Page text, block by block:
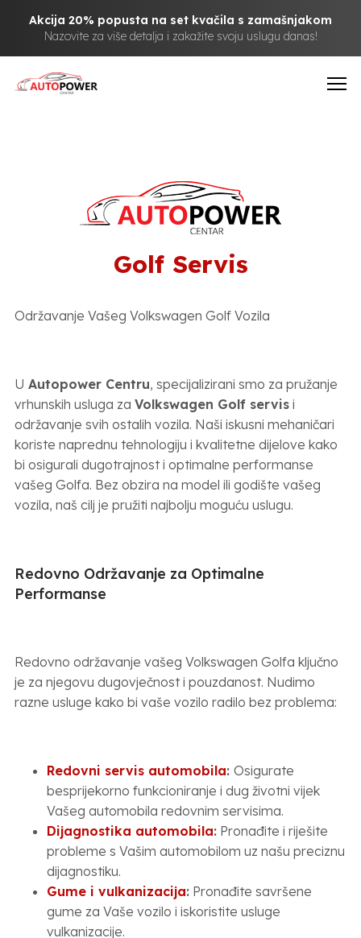
Akcija 20% popusta na set kvačila s zamašnjakom
Nazovite za više detalja i zakažite svoju uslugu danas!
Golf Servis
Održavanje Vašeg Volkswagen Golf Vozila
U Autopower Centru, specijalizirani smo za pružanje
vrhunskih usluga za Volkswagen Golf servisi
održavanje svih ostalih vozila. Naši iskusni mehaničari
koriste naprednu tehnologiju i kvalitetne dijelove kako
bi osigurali dugotrajnost i optimalne performanse
vašeg Golfa. Bez obzira na model ili godište vašeg
vozila, naš cilj je pružiti najbolju moguću uslugu.
Redovno Održavanje za Optimalne
Performanse
Redovno održavanje vašeg Volkswagen Golfa ključno
je za njegovu dugovječnost i pouzdanost. Nudimo
razne usluge kako bi vaše vozilo radilo bez problema:
Redovni servis automobila: Osigurate
besprijekorno funkcioniranje i dug životni vijek
Vašeg automobila redovnim servisima.
Dijagnostika automobila:Pronađite i riješite
probleme s Vašim automobilom uz našu preciznu
dijagnostiku.
Gume i vulkanizacija:Pronađite savršene
gume za Vaše vozilo i iskoristite usluge
vulkanizacije.